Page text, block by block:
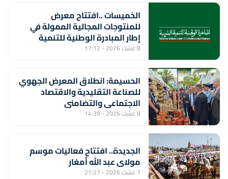
الخميسات ..افتتاح معرض
للمنتوجات المجالية الممولة في
إطار المبادرة الوطنية للتنمية
البشرية
8 غشت 2026 - 17:12
الحسيمة: انطلاق المعرض الجهوي
للصناعة التقليدية والاقتصاد
الاجتماعي والتضامني
8 غشت 2026 - 14:39
الجديدة.. افتتاح فعاليات موسم
مولاي عبد الله أمغار
7 غشت 2026 - 21:27